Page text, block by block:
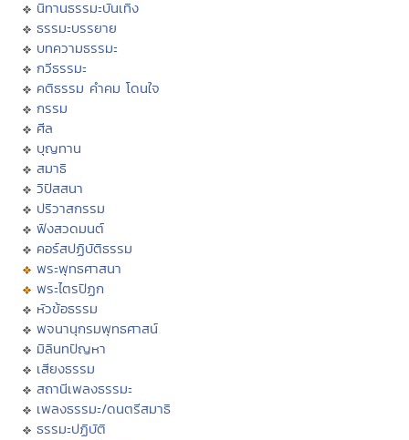
นิทานธรรมะบันเทิง
ธรรมะบรรยาย
บทความธรรมะ
กวีธรรมะ
คติธรรม คำคม โดนใจ
กรรม
ศีล
บุญทาน
สมาธิ
วิปัสสนา
ปริวาสกรรม
ฟังสวดมนต์
คอร์สปฏิบัติธรรม
พระพุทธศาสนา
พระไตรปิฏก
หัวข้อธรรม
พจนานุกรมพุทธศาสน์
มิลินทปัญหา
เสียงธรรม
สถานีเพลงธรรมะ
เพลงธรรมะ/ดนตรีสมาธิ
ธรรมะปฏิบัติ